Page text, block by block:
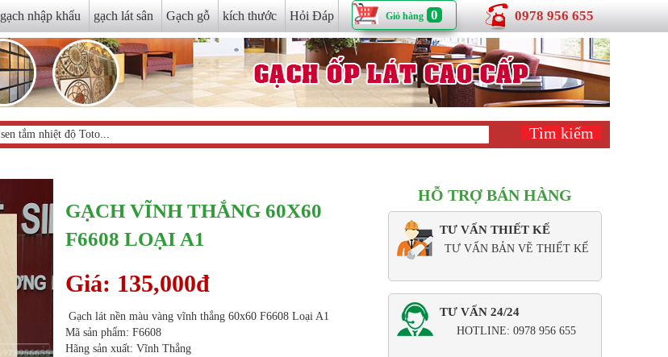
gạch nhập khẩu gạch lát sân Gạch gỗ kích thước Hỏi Đáp Giỏ hàng 0 0978 956 655
GẠCH VĨNH THẮNG 60X60
F6608 LOẠI A1
Giá: 135,000đ
Gạch lát nền màu vàng vĩnh thắng 60x60 F6608 Loại A1
Mã sản phẩm: F6608
Hãng sản xuất: Vĩnh Thắng
HỖ TRỢ BÁN HÀNG
TƯ VẤN THIẾT KẾ
TƯ VẤN BẢN VẼ THIẾT KẾ
TƯ VẤN 24/24
HOTLINE: 0978 956 655